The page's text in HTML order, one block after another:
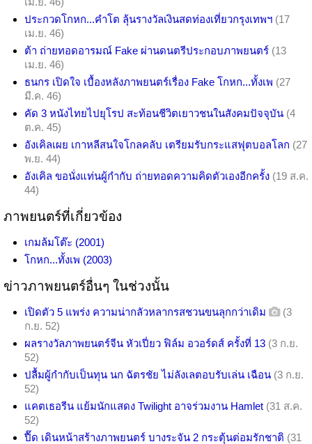
ประกวดโกหก...คำโต ลุ้นรางวัลเงินสดท่องเที่ยวกรุงเทพฯ (17
เม.ย. 46)
ต้า ถ่ายทอดอารมณ์ Fake ผ่านดนตรีประกอบภาพยนตร์ (13
เม.ย. 46)
ธนกร เปิดใจ เบื้องหลังภาพยนตร์เรื่อง Fake โกหก...ทั้งเพ (27
มี.ค. 46)
คัด 3 หนังไทยไปยุโรป สะท้อนชีวิตเยาวชนในสังคมปัจจุบัน (4
ต.ค. 45)
อังเคิลเผย เกาหลีสนใจโกลคลับ เตรียมรับกระแสฟุตบอลโลก (27
พ.ย. 44)
อังเคิล ขอนั่งแท่นผู้กำกับ ถ่ายทอดความคิดตัวเองอีกครั้ง (19 ส.ค.
44)
ภาพยนตร์ที่เกี่ยวข้อง
เกมล้มโต๊ะ (2001)
โกหก...ทั้งเพ (2003)
ข่าวภาพยนตร์อื่นๆ ในช่วงนั้น
เปิดตัว 5 แพร่ง ความน่ากลัวหลากรสชวนขนลุกกว่าเดิม
(3
ก.ย. 52)
ผลรางวัลภาพยนตร์จีน หัวเปี่ยว ฟิล์ม อวอร์ดส์ ครั้งที่ 13 (3 ก.ย.
52)
ปลื้มผู้กำกับเป็นทุน นก ฉัตรชัย ไม่ลังเลตอบรับเล่น เฉือน (3 ก.ย.
52)
แคตเธอรีน แย้มนักแสดง Twilight อาจร่วมงาน Hamlet (31 ส.ค.
52)
ปื๊ด เดินหน้าสร้างภาพยนตร์ บางระจัน 2 กระตุ้นต่อมรักชาติ (31